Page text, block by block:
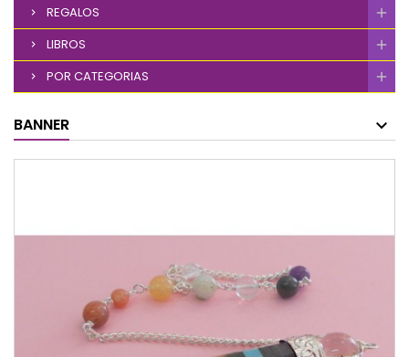
REGALOS
LIBROS
POR CATEGORIAS
BANNER